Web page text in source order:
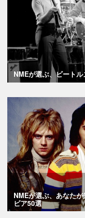
NMEが選ぶ、ビート
NMEが選ぶ、あなた
ビア50選